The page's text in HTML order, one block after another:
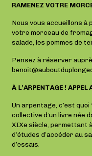
RAMENEZ VOTRE
Nous vous accueillons à
votre morceau de
salade, les pommes de
Pensez à réserver
À L’ARPENTAGE !
Un arpentage, c’est
collective d’un livre née
XIXe siècle, permettant
d’études d’accéder au
d’essais.